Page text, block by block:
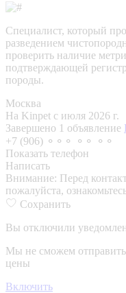
Специалист, который
разведением
проверить наличие
подтверждающей
породы.
Москва
На Kinpet c июля 2026 г.
Завершено 1 объявление
+7 (906) ⚬⚬⚬ ⚬⚬ ⚬⚬
Показать телефон
Написать
Внимание: Перед
пожалуйста,
Сохранить
Вы отключили
Мы не сможем
цены
Включить